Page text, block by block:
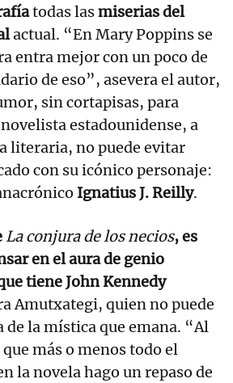
todas lasmiserias del
actual. “En Mary Poppins se
entra mejor con un poco de
de eso”, asevera el autor,
sin cortapisas, para
estadounidense, a
literaria, no puede evitar
con su icónico personaje:
Ignatius J. Reilly.
La conjura de los necios, es
en el aura de genio
tiene John Kennedy
Amutxategi, quien no puede
de la mística que emana. “Al
más o menos todo el
la novela hago un repaso de